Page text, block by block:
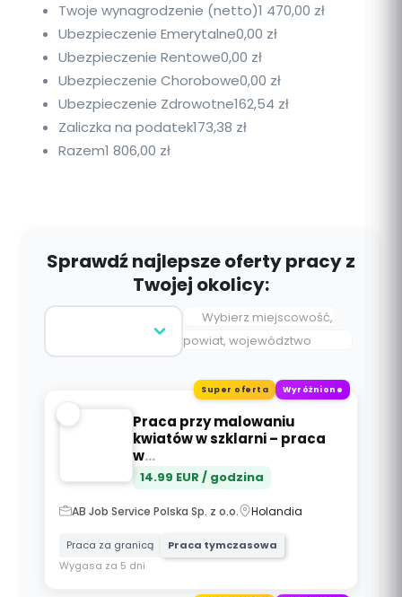
Twoje wynagrodzenie (netto)1 470,00 zł
Ubezpieczenie Emerytalne0,00 zł
Ubezpieczenie Rentowe0,00 zł
Ubezpieczenie Chorobowe0,00 zł
Ubezpieczenie Zdrowotne162,54 zł
Zaliczka na podatek173,38 zł
Razem1 806,00 zł
Sprawdź najlepsze oferty pracy z
Twojej okolicy:
Wybierz miejscowość,
powiat, województwo
Praca przy malowaniu
kwiatów w szklarni – praca
w...
14.99 EUR / godzina
Super oferta Wyróżnione
AB Job Service Polska Sp. z o.o. Holandia
Praca za granicą
Praca tymczasowa
Wygasa za 5 dni